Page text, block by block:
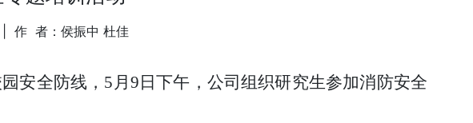
| 作 者：​侯振中 杜佳
安全防线，5月9日下午，公司组织研究生参加消防安全